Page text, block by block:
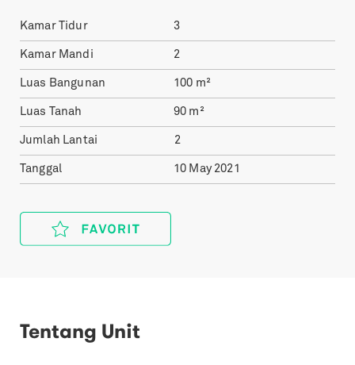
Kamar Tidur 3
Kamar Mandi 2
Luas Bangunan 100 m²
Luas Tanah 90 m²
Jumlah Lantai 2
Tanggal 10 May 2021
Tentang Unit